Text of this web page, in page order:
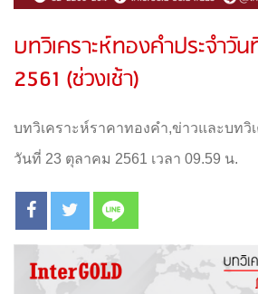
บทวิเคราะห์ทองคำประจำ
2561 (ช่วงเช้า)
บทวิเคราะห์ราคาทองคำ,ข่าวและบทวิ
วันที่ 23 ตุลาคม 2561 เวลา 09.59 น.